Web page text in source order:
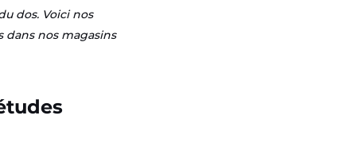
dos. Voici nos
dans nos magasins